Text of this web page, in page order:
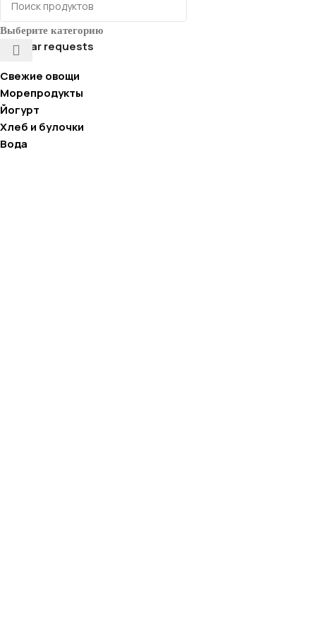
Выберите категорию
Popular requests
Свежие овощи
Морепродукты
Йогурт
Хлеб и булочки
Вода